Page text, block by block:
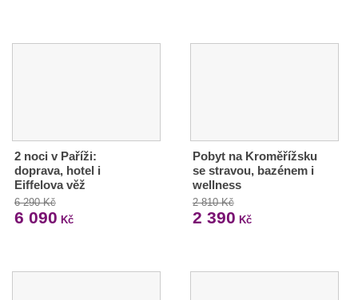
2 noci v Paříži:
doprava, hotel i
Eiffelova věž
6 290 Kč
6 090 Kč
Pobyt na Kroměřížsku
se stravou, bazénem i
wellness
2 810 Kč
2 390 Kč